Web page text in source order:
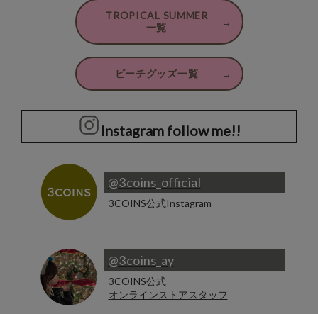
TROPICAL SUMMER
一覧
ビーチグッズ一覧
Instagram follow me!!
@3coins_official
3COINS公式Instagram
@3coins_ay
3COINS公式
オンラインストアスタッフ